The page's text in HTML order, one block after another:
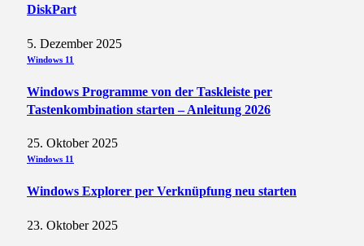
DiskPart
5. Dezember 2025
Windows 11
Windows Programme von der Taskleiste per
Tastenkombination starten – Anleitung 2026
25. Oktober 2025
Windows 11
Windows Explorer per Verknüpfung neu starten
23. Oktober 2025